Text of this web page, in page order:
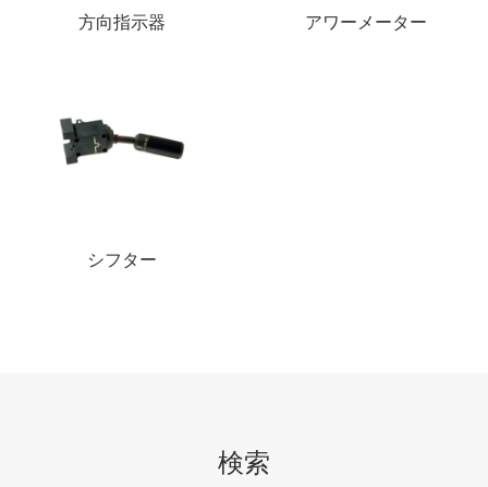
方向指示器 アワーメーター
シフター
検索